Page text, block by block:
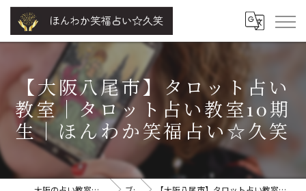
【大阪八尾市】タロット占い
教室｜タロット占い教室10期
生｜ほんわか笑福占い☆久笑